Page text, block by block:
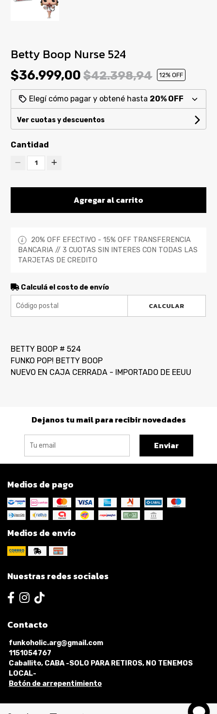
Betty Boop Nurse 524
$36.999,00$42.398,94 12% OFF
Elegí cómo pagar y obtené hasta 20% OFF
Ver cuotas y descuentos
Cantidad
1
Agregar al carrito
20% OFF EFECTIVO - 15% OFF TRANSFERENCIA
BANCARIA // 3 CUOTAS SIN INTERES CON TODAS LAS
TARJETAS DE CREDITO
Calculá el costo de envío
CALCULAR
BETTY BOOP # 524
FUNKO POP! BETTY BOOP
NUEVO EN CAJA CERRADA - IMPORTADO DE EEUU
Dejanos tu mail para recibir novedades
Enviar
Medios de pago
Medios de envío
Nuestras redes sociales
Contacto
funkoholic.arg@gmail.com
1151054767
Caballito, CABA -SOLO PARA RETIROS, NO TENEMOS
LOCAL-
Botón de arrepentimiento